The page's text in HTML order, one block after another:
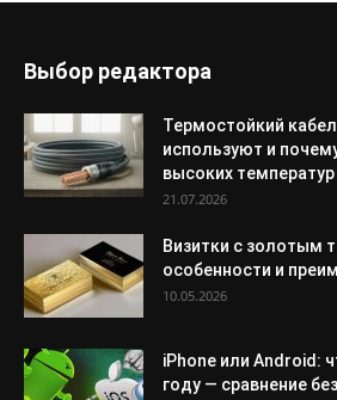
Выбор редактора
Термостойкий
используют и
высоких температур
21.07.2026
Визитки с золотым
особенности и
10.05.2026
iPhone или Android:
году — сравнение